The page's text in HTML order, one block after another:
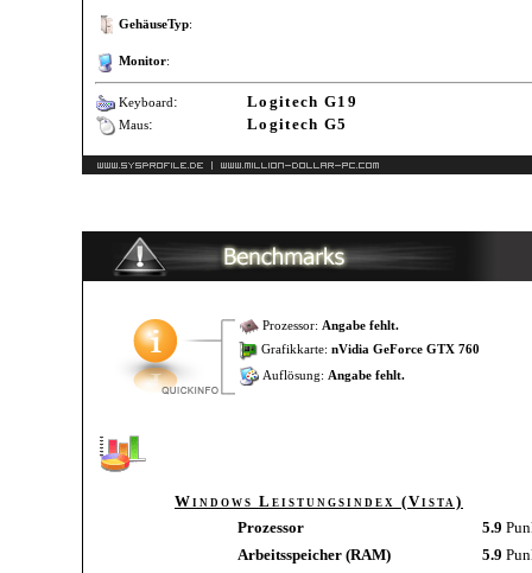
GehäuseTyp:
Monitor:
Keyboard: Logitech G19
Maus: Logitech G5
Prozessor: Angabe fehlt.
Grafikkarte: nVidia GeForce GTX 760
Auflösung: Angabe fehlt.
Windows Leistungsindex (Vista)
Prozessor
5.9
Arbeitsspeicher (RAM)
5.9